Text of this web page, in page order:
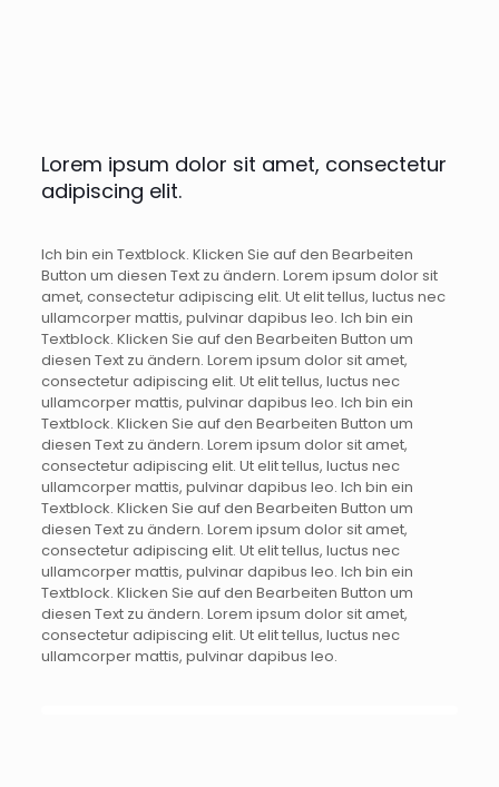
Lorem ipsum dolor sit amet, consectetur
adipiscing elit.
Ich bin ein Textblock. Klicken Sie auf den Bearbeiten
Button um diesen Text zu ändern. Lorem ipsum dolor sit
amet, consectetur adipiscing elit. Ut elit tellus, luctus nec
ullamcorper mattis, pulvinar dapibus leo. Ich bin ein
Textblock. Klicken Sie auf den Bearbeiten Button um
diesen Text zu ändern. Lorem ipsum dolor sit amet,
consectetur adipiscing elit. Ut elit tellus, luctus nec
ullamcorper mattis, pulvinar dapibus leo. Ich bin ein
Textblock. Klicken Sie auf den Bearbeiten Button um
diesen Text zu ändern. Lorem ipsum dolor sit amet,
consectetur adipiscing elit. Ut elit tellus, luctus nec
ullamcorper mattis, pulvinar dapibus leo. Ich bin ein
Textblock. Klicken Sie auf den Bearbeiten Button um
diesen Text zu ändern. Lorem ipsum dolor sit amet,
consectetur adipiscing elit. Ut elit tellus, luctus nec
ullamcorper mattis, pulvinar dapibus leo. Ich bin ein
Textblock. Klicken Sie auf den Bearbeiten Button um
diesen Text zu ändern. Lorem ipsum dolor sit amet,
consectetur adipiscing elit. Ut elit tellus, luctus nec
ullamcorper mattis, pulvinar dapibus leo.